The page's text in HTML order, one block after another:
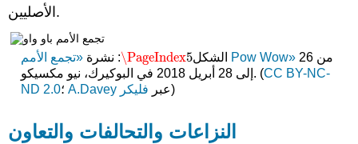
الأصليين.
الشكل \PageIndex5
\PageIndex5 : نشرة «تجمع الأمم Pow Wow»
إلى 28 أبريل 2018 في البوكيرك، نيو مكسيكو. (CC BY-NC-
ND 2.0 A.Davey عبر فليكر )
النزاعات والتحالفات والتعاون